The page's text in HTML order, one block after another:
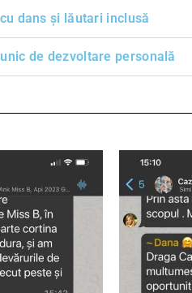
dans și lăutari inclusă
de dezvoltare personală